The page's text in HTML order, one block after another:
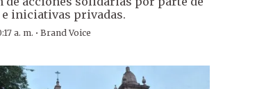
e iniciativas privadas.
a. m. · Brand Voice